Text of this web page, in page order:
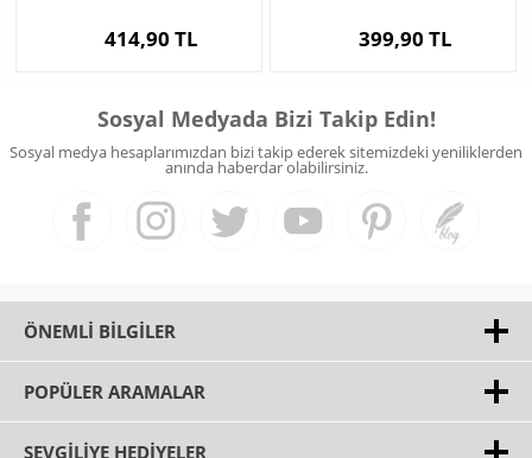
414,90 TL 399,90 TL
Sosyal Medyada Bizi Takip Edin!
Sosyal medya hesaplarımızdan bizi takip ederek sitemizdeki yeniliklerden
anında haberdar olabilirsiniz.
ÖNEMLI BILGILER
POPÜLER ARAMALAR
SEVGILIYE HEDIYELER